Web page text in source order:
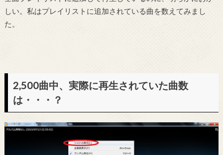
しい。私はプレイリストに追加されている曲を数えてみまし
た。
2,500曲中、実際に再生されていた曲数
は・・・？